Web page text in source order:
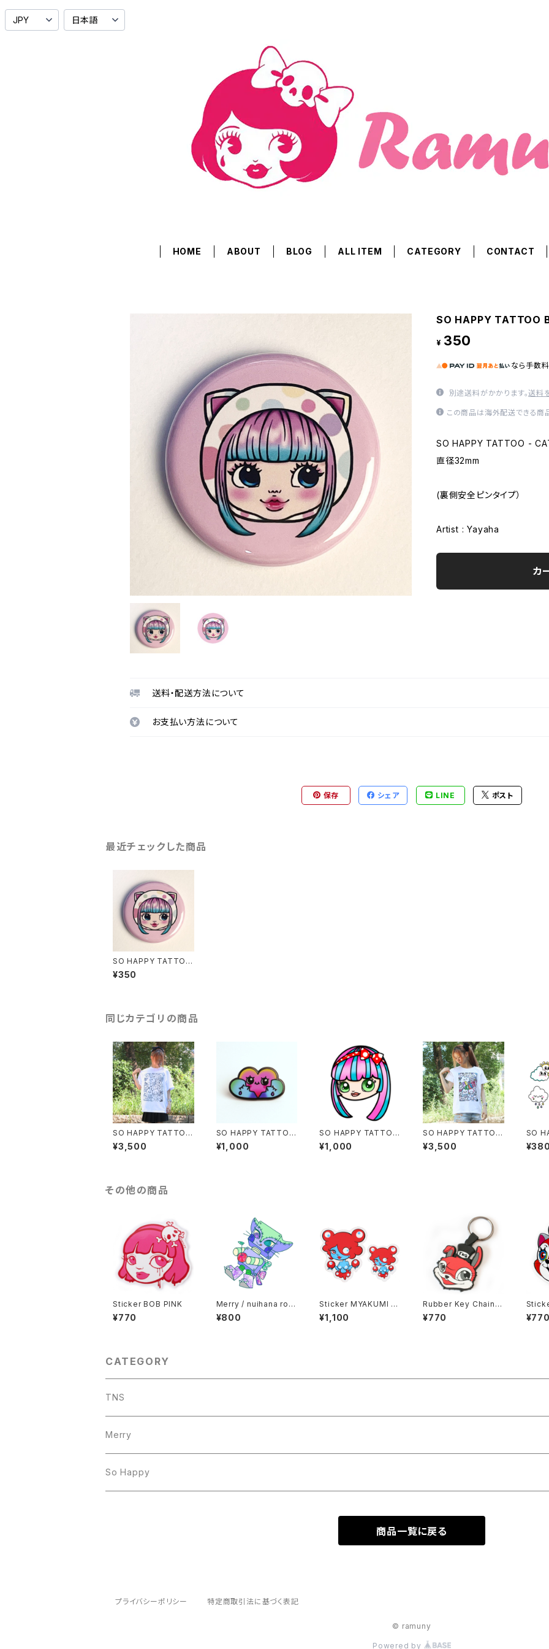
HOME ABOUT BLOG ALL ITEM CATEGORY CONTACT
SO HAPPY TATTOO
¥ 350
なら 手数
別途送料がかかります。送料
この商品は海外配送できる商
SO HAPPY TATTOO -
直径32mm
(裏側安全ピンタイプ）
Artist : Yayaha
カ
送料・配送方法について
お支払い方法について
保存 シェア LINE ポスト
最近チェックした商品
SO HAPPY TATTOO
BUTTON BADGE- C
AT GIRL
¥350
同じカテゴリの商品
SO HAPPY TATTOO
/ T-shirt
¥3,500
SO HAPPY TATTOO
PIN BADGE-HAPPY
HEART♡
¥1,000
SO HAPPY TATTOO
PIN BADGE
¥1,000
SO HAPPY TATTOO
/ Color T-shirt
¥3,500
SO
/ Set
ckers
¥380
その他の商品
Sticker BOB PINK
¥770
Merry / nuihana rob
ot zombie green
¥800
Sticker MYAKUMI -
2Set
¥1,100
Rubber Key Chain R
ABBIT
¥770 ¥770
CATEGORY
TNS
Merry
So Happy
商品一覧に戻る
プライバシーポリシー 特定商取引法に基づく表記
© ramuny
Powered by